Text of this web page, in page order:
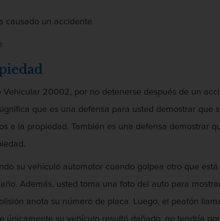
causado un accidente
20002, por no detenerse después de un
que es una defensa para usted demostrar que
a la propiedad. También es una defensa demostrar
su vehículo automotor cuando golpea otro que
Además, usted toma una foto del auto para
anota su número de placa. Luego, el peatón
únicamente su vehículo resultó dañado, no tendría